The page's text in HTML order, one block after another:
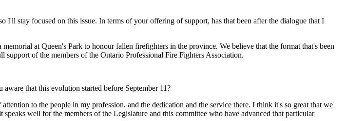
stay focused on this issue. In terms of your offering of support, has that been after the dialogue that I
at Queen's Park to honour fallen firefighters in the province. We believe that the format that's been
of the members of the Ontario Professional Fire Fighters Association.
that this evolution started before September 11?
to the people in my profession, and the dedication and the service there. I think it's so great that we
well for the members of the Legislature and this committee who have advanced that particular